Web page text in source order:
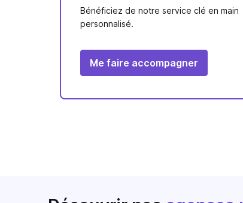
Bénéficiez de notre service clé en main
personnalisé.
Me faire accompagner